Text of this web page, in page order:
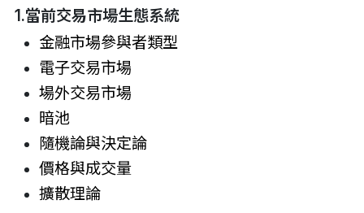
1.當前交易市場生態系統
金融市場參與者類型
電子交易市場
場外交易市場
暗池
隨機論與決定論
價格與成交量
擴散理論